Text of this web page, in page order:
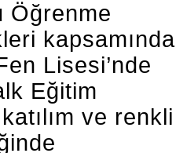
kapsamında
Lisesi’nde
Eğitim
ve renkli